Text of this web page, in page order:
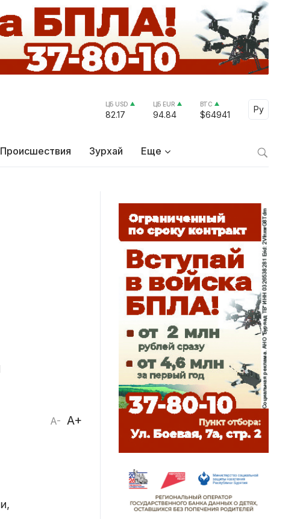
ЦБ USD
82.17
ЦБ EUR
94.84
BTC
$64941
Ру
Select
Происшествия Зурхай Еще
A- A+